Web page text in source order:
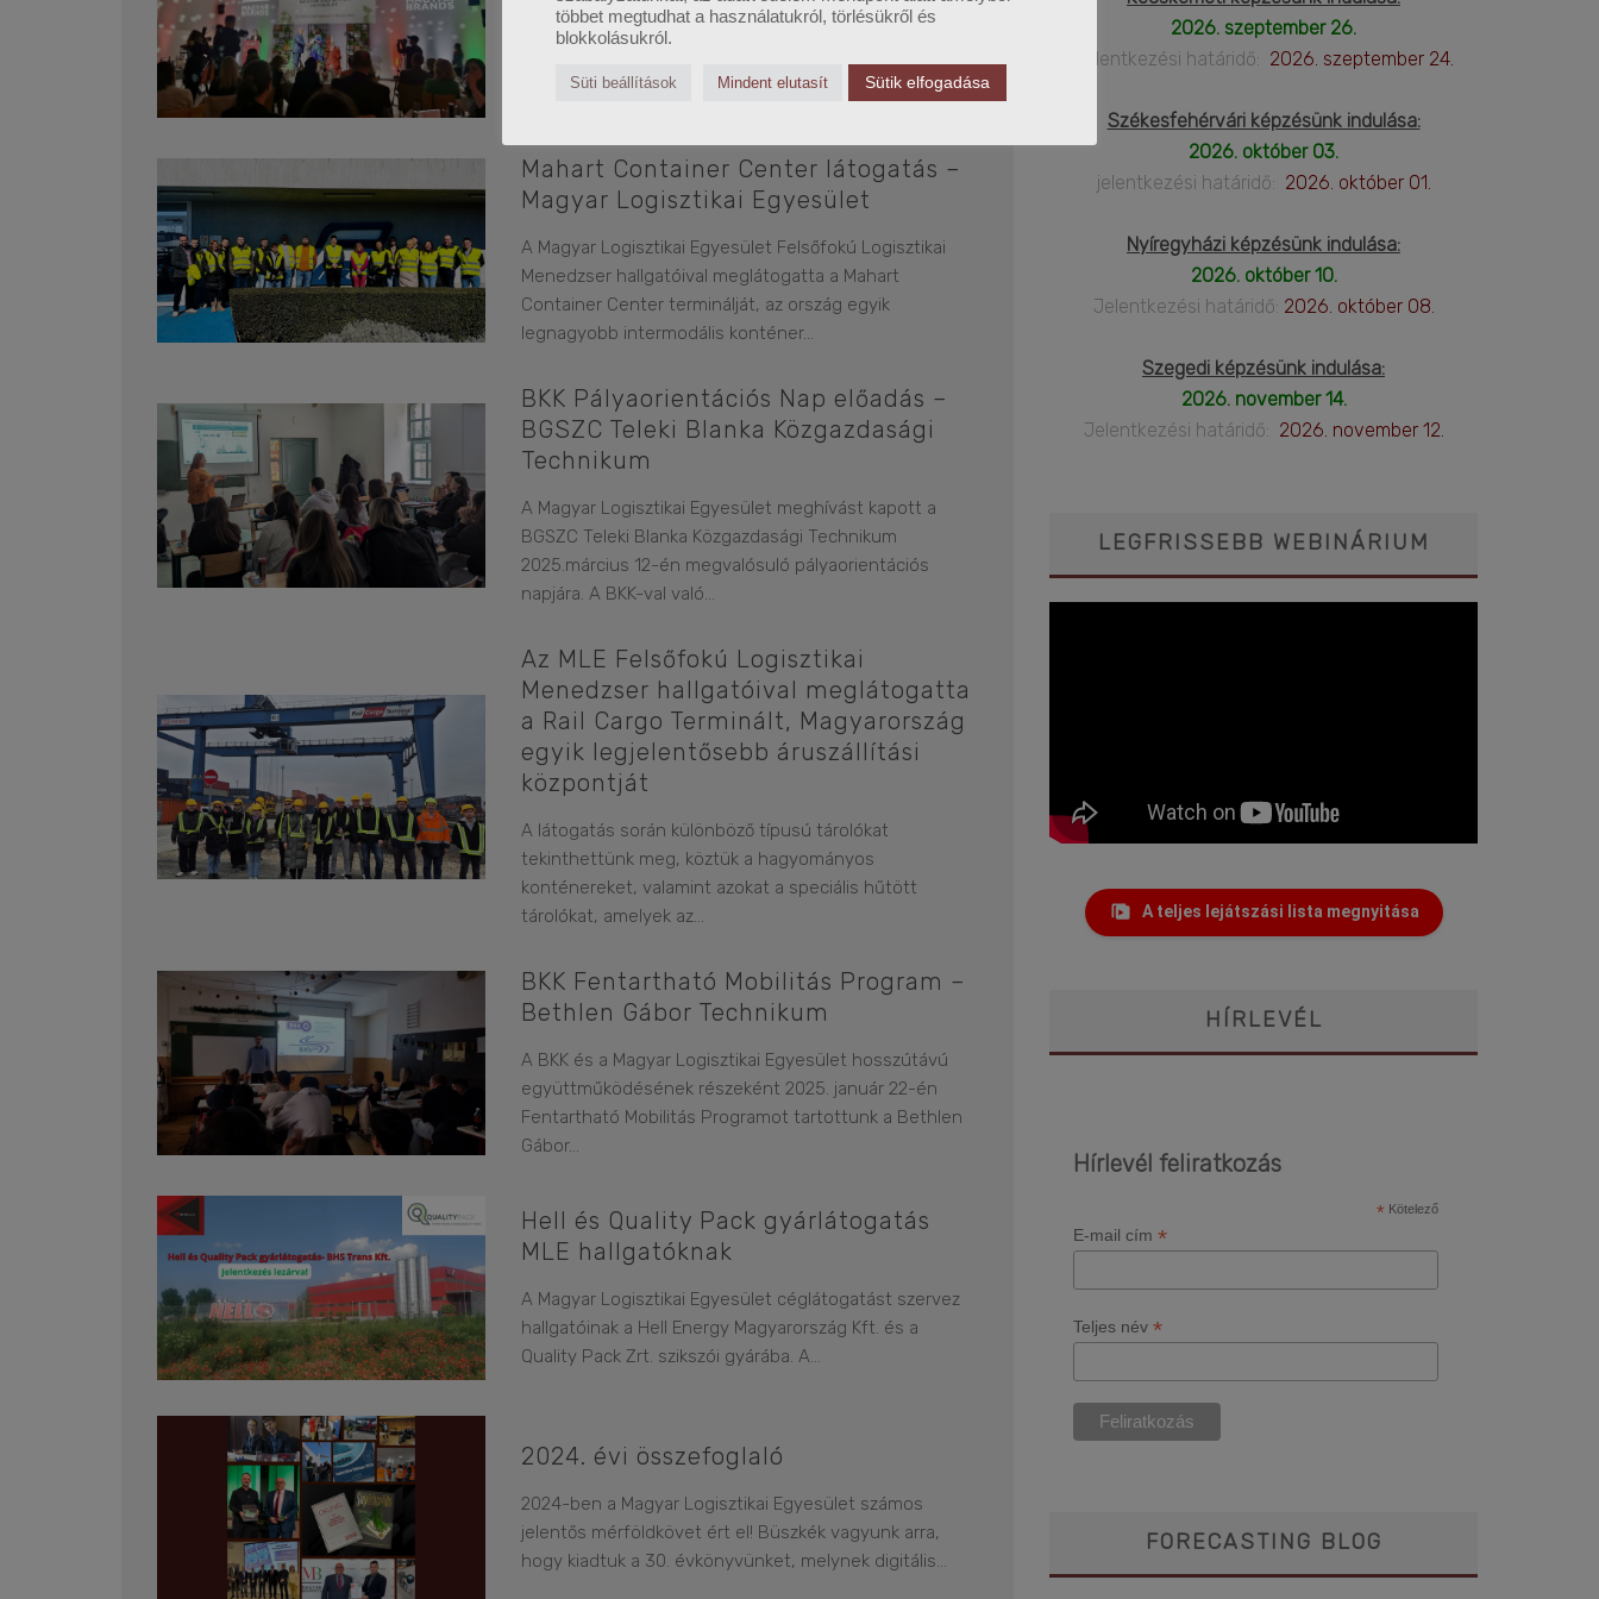
A MagyarBrands már 15 éve díjazza a kiváló magyar
vonatkozású márkákat, ez idő alatt pedig Magyarország
egyik legismertebb és elismertebb...
Mahart Container Center látogatás –
Magyar Logisztikai Egyesület
A Magyar Logisztikai Egyesület Felsőfokú Logisztikai
Menedzser hallgatóival meglátogatta a Mahart
Container Center terminálját, az ország egyik
legnagyobb intermodális konténer...
BKK Pályaorientációs Nap előadás –
BGSZC Teleki Blanka Közgazdasági
Technikum
A Magyar Logisztikai Egyesület meghívást kapott a
BGSZC Teleki Blanka Közgazdasági Technikum
2025.március 12-én megvalósuló pályaorientációs
napjára. A BKK-val való...
Az MLE Felsőfokú Logisztikai
Menedzser hallgatóival meglátogatta
a Rail Cargo Terminált, Magyarország
egyik legjelentősebb áruszállítási
központját
A látogatás során különböző típusú tárolókat
tekinthettünk meg, köztük a hagyományos
konténereket, valamint azokat a speciális hűtött
tárolókat, amelyek az...
BKK Fentartható Mobilitás Program –
Bethlen Gábor Technikum
A BKK és a Magyar Logisztikai Egyesület hosszútávú
együttműködésének részeként 2025. január 22-én
Fentartható Mobilitás Programot tartottunk a Bethlen
Gábor...
Hell és Quality Pack gyárlátogatás
MLE hallgatóknak
A Magyar Logisztikai Egyesület céglátogatást szervez
hallgatóinak a Hell Energy Magyarország Kft. és a
Quality Pack Zrt. szikszói gyárába. A...
2024. évi összefoglaló
2024-ben a Magyar Logisztikai Egyesület számos
jelentős mérföldkövet ért el! Büszkék vagyunk arra,
hogy kiadtuk a 30. évkönyvünket, melynek digitális...
2026. szeptember 26.
Jelentkezési határidő: 2026. szeptember 24.
Székesfehérvári képzésünk indulása:
2026. október 03.
jelentkezési határidő: 2026. október 01.
Nyíregyházi képzésünk indulása:
2026. október 10.
Jelentkezési határidő: 2026. október 08.
Szegedi képzésünk indulása:
2026. november 14.
Jelentkezési határidő: 2026. november 12.
LEGFRISSEBB WEBINÁRIUM
A teljes lejátszási lista megnyitása
HÍRLEVÉL
Hírlevél feliratkozás
* Kötelező
E-mail cím *
Teljes név *
FORECASTING BLOG
többet megtudhat a használatukról, törlésükről és
blokkolásukról.
Süti beállítások Mindent elutasít Sütik elfogadása